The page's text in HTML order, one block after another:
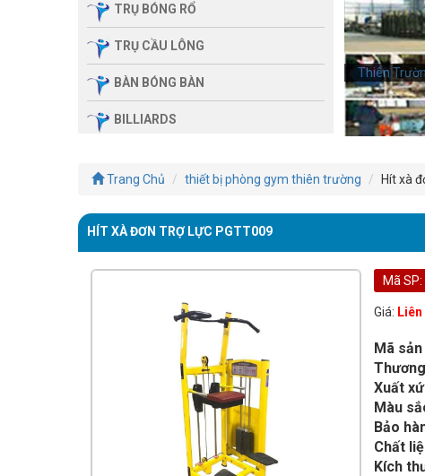
TRỤ BÓNG RỔ
TRỤ CẦU LÔNG
BÀN BÓNG BÀN
BILLIARDS
ĐÌNH
THIẾT BỊ PHÒNG GYM
IMPULSE FITNESS
THIẾT BỊ PHÒNG GYM THIÊN
CỎ NHÂN TẠO
Thiên
Trang Chủ thiết bị phòng gym thiên trường Hít xà
HÍT XÀ ĐƠN TRỢ LỰC PGTT009
Mã
Giá: Liên
Mã
Xuất
Màu
Bảo
Chất
Kích